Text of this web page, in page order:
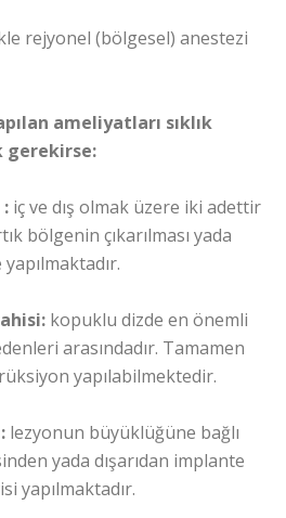
rejyonel (bölgesel) anestezi
ameliyatları sıklık
gerekirse:
iç ve dış olmak üzere iki adettir
bölgenin çıkarılması yada
kopuklu dizde en önemli
arasındadır. Tamamen
yapılabilmektedir.
lezyonun büyüklüğüne bağlı
yada dışarıdan implante
yapılmaktadır.